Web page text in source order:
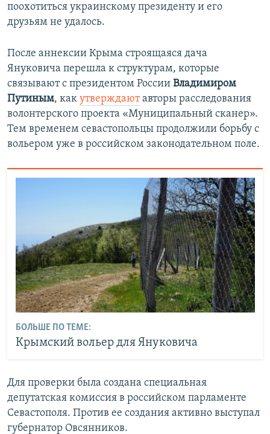
поохотиться украинскому президенту и его
друзьям не удалось.
После аннексии Крыма строящаяся дача
Януковича перешла к структурам, которые
связывают с президентом России Владимиром
Путиным, как утверждаютавторы расследования
волонтерского проекта «Муниципальный сканер».
Тем временем севастопольцы продолжили борьбу с
вольером уже в российском законодательном поле.
БОЛЬШЕ ПО ТЕМЕ:
Крымский вольер для Януковича
Для проверки была создана специальная
депутатская комиссия в российском парламенте
Севастополя. Против ее создания активно выступал
губернатор Овсянников.